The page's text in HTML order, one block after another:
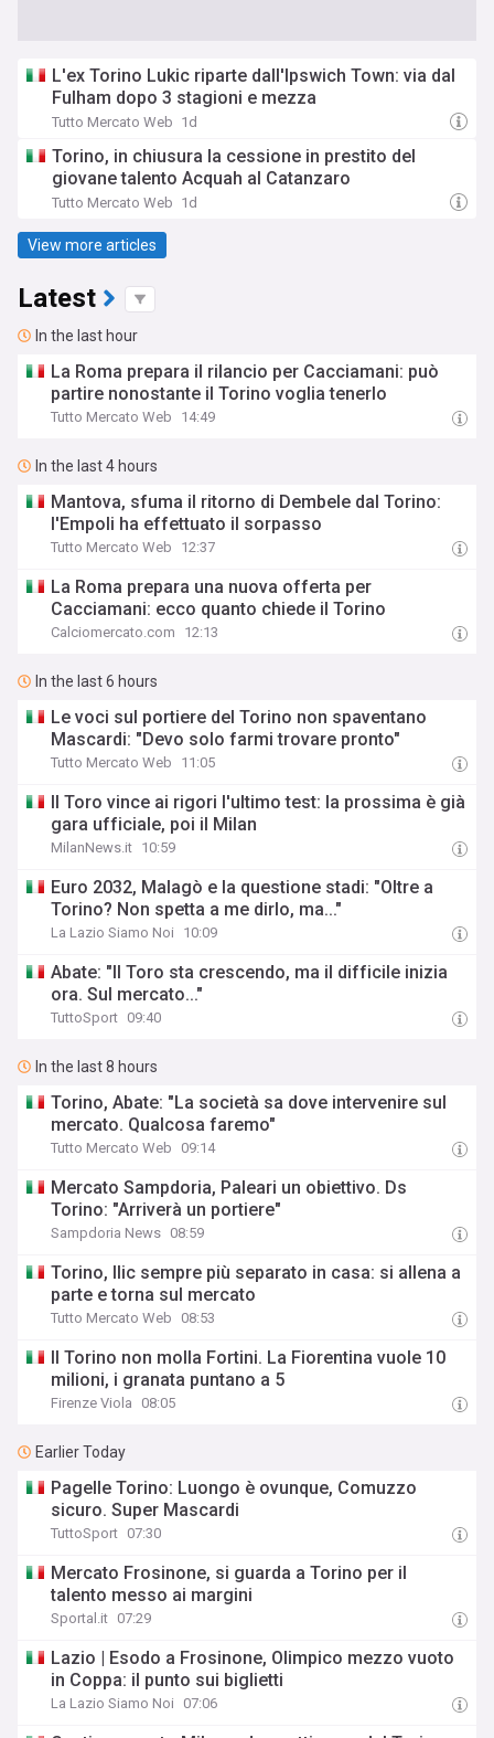
L'ex Torino Lukic riparte dall'Ipswich Town: via dal
Fulham dopo 3 stagioni e mezza
Tutto Mercato Web 1d
Torino, in chiusura la cessione in prestito del
giovane talento Acquah al Catanzaro
Tutto Mercato Web 1d
View more articles
Latest
In the last hour
La Roma prepara il rilancio per Cacciamani: può
partire nonostante il Torino voglia tenerlo
Tutto Mercato Web 14:49
In the last 4 hours
Mantova, sfuma il ritorno di Dembele dal Torino:
l'Empoli ha effettuato il sorpasso
Tutto Mercato Web 12:37
La Roma prepara una nuova offerta per
Cacciamani: ecco quanto chiede il Torino
Calciomercato.com 12:13
In the last 6 hours
Le voci sul portiere del Torino non spaventano
Mascardi: "Devo solo farmi trovare pronto"
Tutto Mercato Web 11:05
Il Toro vince ai rigori l'ultimo test: la prossima è già
gara ufficiale, poi il Milan
MilanNews.it 10:59
Euro 2032, Malagò e la questione stadi: "Oltre a
Torino? Non spetta a me dirlo, ma..."
La Lazio Siamo Noi 10:09
Abate: "Il Toro sta crescendo, ma il difficile inizia
ora. Sul mercato..."
TuttoSport 09:40
In the last 8 hours
Torino, Abate: "La società sa dove intervenire sul
mercato. Qualcosa faremo"
Tutto Mercato Web 09:14
Mercato Sampdoria, Paleari un obiettivo. Ds
Torino: "Arriverà un portiere"
Sampdoria News 08:59
Torino, Ilic sempre più separato in casa: si allena a
parte e torna sul mercato
Tutto Mercato Web 08:53
Il Torino non molla Fortini. La Fiorentina vuole 10
milioni, i granata puntano a 5
Firenze Viola 08:05
Earlier Today
Pagelle Torino: Luongo è ovunque, Comuzzo
sicuro. Super Mascardi
TuttoSport 07:30
Mercato Frosinone, si guarda a Torino per il
talento messo ai margini
Sportal.it 07:29
Lazio | Esodo a Frosinone, Olimpico mezzo vuoto
in Coppa: il punto sui biglietti
La Lazio Siamo Noi 07:06